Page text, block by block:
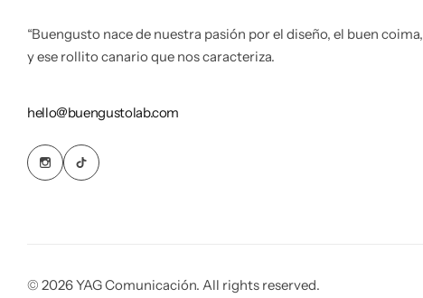
“Buengusto nace de nuestra pasión por el diseño, el buen coima,
y ese rollito canario que nos caracteriza.
hello@buengustolab.com
© 2026 YAG Comunicación. All rights reserved.